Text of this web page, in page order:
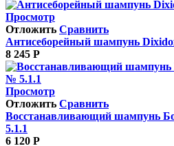
Просмотр
Отложить Сравнить
Антисеборейный шампунь
8 245 Р
Просмотр
Отложить Сравнить
Восстанавливающий шампунь
5.1.1
6 120 Р